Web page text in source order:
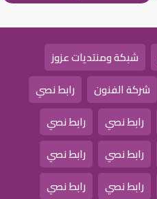
شبكة ومنتديات عزوز
شركة الفنون
رابط نصي
رابط نصي
رابط نصي
رابط نصي
رابط نصي
رابط نصي رابط نصي